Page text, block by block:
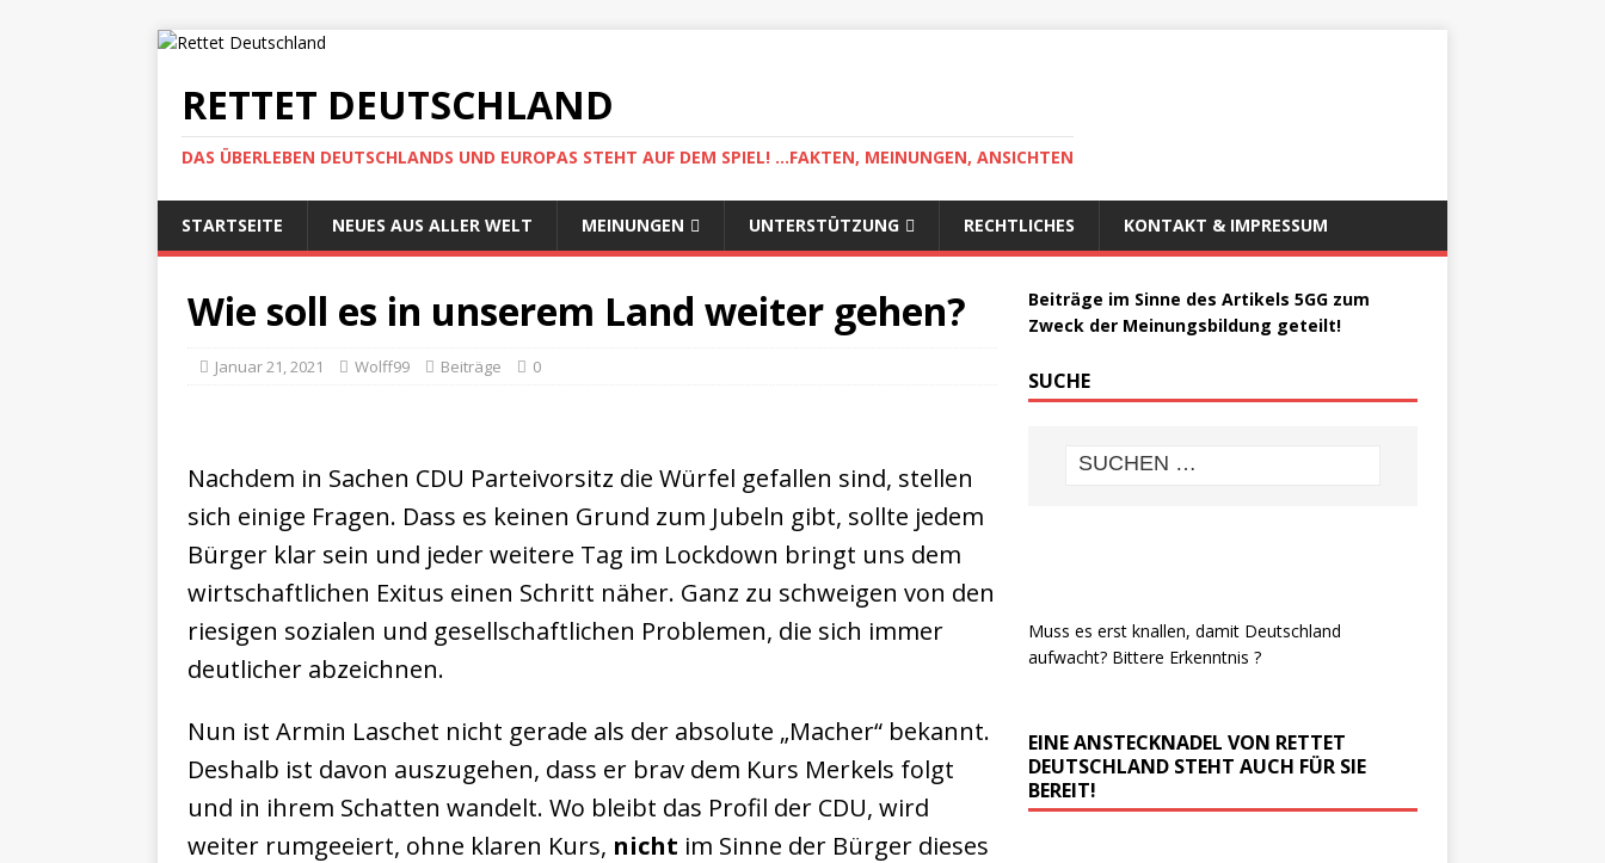
RETTET DEUTSCHLAND
DAS ÜBERLEBEN DEUTSCHLANDS UND EUROPAS STEHT AUF DEM SPIEL! ...FAKTEN, MEINUNGEN, ANSICHTEN
STARTSEITE NEUES AUS ALLER WELT MEINUNGEN UNTERSTÜTZUNG RECHTLICHES KONTAKT & IMPRESSUM
Wie soll es in unserem Land weiter gehen?
Januar 21, 2021 Wolff99 Beiträge 0
Nachdem in Sachen CDU Parteivorsitz die Würfel gefallen sind, stellen
sich einige Fragen. Dass es keinen Grund zum Jubeln gibt, sollte jedem
Bürger klar sein und jeder weitere Tag im Lockdown bringt uns dem
wirtschaftlichen Exitus einen Schritt näher. Ganz zu schweigen von den
riesigen sozialen und gesellschaftlichen Problemen, die sich immer
deutlicher abzeichnen.
Nun ist Armin Laschet nicht gerade als der absolute „Macher“ bekannt.
Deshalb ist davon auszugehen, dass er brav dem Kurs Merkels folgt
und in ihrem Schatten wandelt. Wo bleibt das Profil der CDU, wird
weiter rumgeeiert, ohne klaren Kurs, nicht im Sinne der Bürger dieses
Beiträge im Sinne des Artikels 5GG zum
Zweck der Meinungsbildung geteilt!
SUCHE
Muss es erst knallen, damit Deutschland
aufwacht? Bittere Erkenntnis ?
EINE ANSTECKNADEL VON RETTET
DEUTSCHLAND STEHT AUCH FÜR SIE
BEREIT!